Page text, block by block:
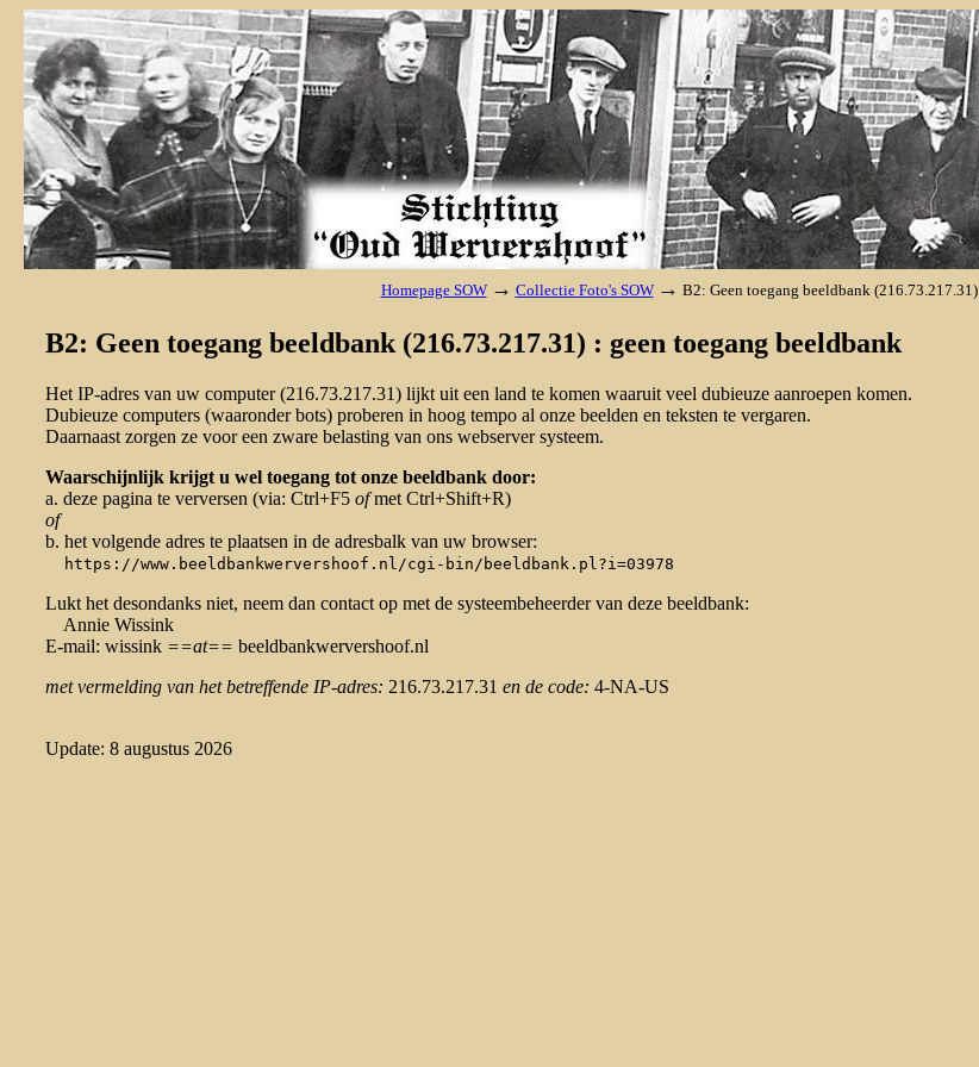
Homepage SOW → Collectie Foto's SOW → B2: Geen toegang beeldbank (216.73.217.31)
B2: Geen toegang beeldbank (216.73.217.31) : geen toegang beeldbank
Het IP-adres van uw computer (216.73.217.31) lijkt uit een land te komen waaruit veel dubieuze aanroepen komen.
Dubieuze computers (waaronder bots) proberen in hoog tempo al onze beelden en teksten te vergaren.
Daarnaast zorgen ze voor een zware belasting van ons webserver systeem.
Waarschijnlijk krijgt u wel toegang tot onze beeldbank door:
a. deze pagina te verversen (via: Ctrl+F5 ofmet Ctrl+Shift+R)
of
b. het volgende adres te plaatsen in de adresbalk van uw browser:
https://www.beeldbankwervershoof.nl/cgi-bin/beeldbank.pl?i=03978
Lukt het desondanks niet, neem dan contact op met de systeembeheerder van deze beeldbank:
Annie Wissink
E-mail: wissink ==at== beeldbankwervershoof.nl
met vermelding van het betreffende IP-adres: 216.73.217.31 en de code: 4-NA-US
Update: 8 augustus 2026